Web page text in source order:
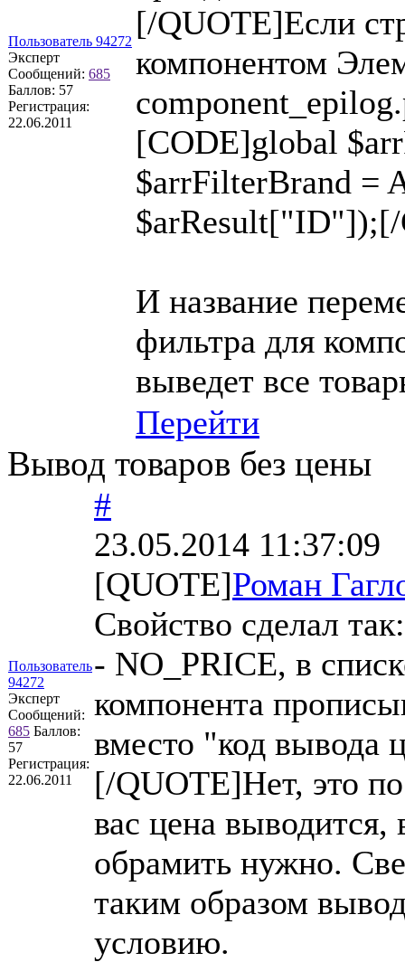
Пользователь 94272
Эксперт
Сообщений: 685
Баллов: 57
Регистрация:
22.06.2011
[/QUOTE]Если
компонентом
[CODE]global
$arrFilterBrand =
И название
фильтра для
выведет все
Перейти
Вывод товаров без цены
Пользователь
94272
Эксперт
Сообщений:
685 Баллов:
57
Регистрация:
22.06.2011
#
23.05.2014 11:37:09
[QUOTE]Роман
Свойство сделал
- NO_PRICE, в
компонента
вместо "код вывода
[/QUOTE]Нет, это
вас цена выводится,
обрамить нужно.
таким образом
условию.